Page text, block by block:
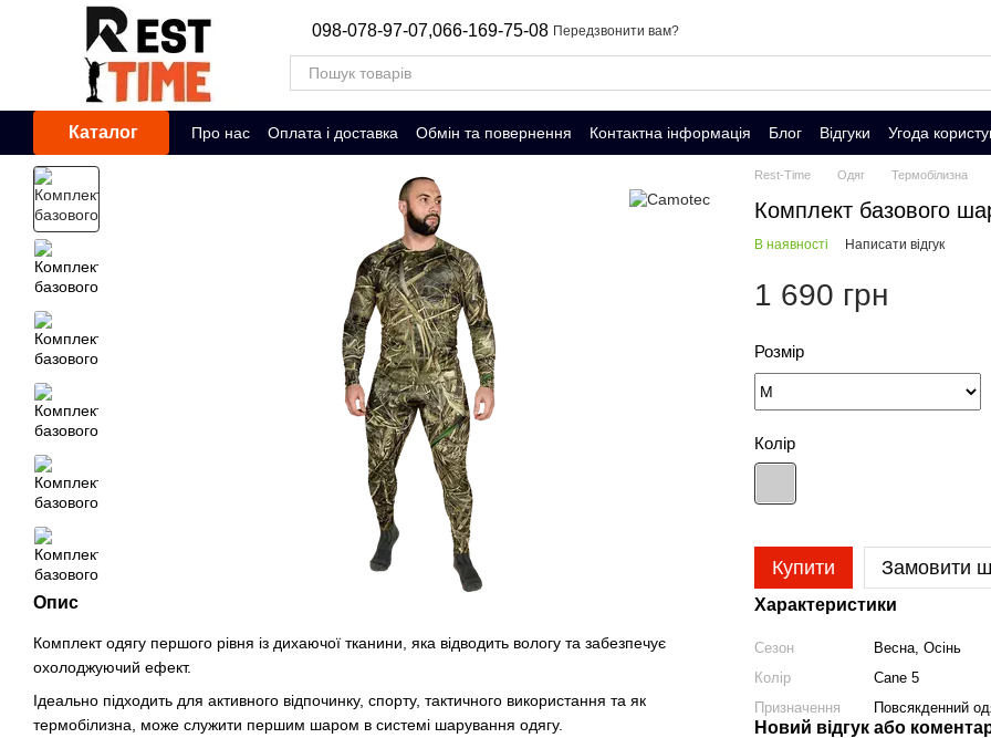
Перейти до основного контенту
098-078-97-07,066-169-75-08 Передзвонити вам?
Каталог Про нас Оплата і доставка Обмін та повернення Контактна інформація Блог Відгуки Угода
Опис
Комплект одягу першого рівня із дихаючої тканини, яка відводить вологу та забезпечує
охолоджуючий ефект.
Ідеально підходить для активного відпочинку, спорту, тактичного використання та як
термобілизна, може служити першим шаром в системі шарування одягу.
Rest-Time Одяг Термобілизна
Комплект базового
В наявності Написати відгук
1 690 грн
Розмір
Колір
Купити Замовити
Характеристики
Сезон
Весна, Осінь
Колір
Cane 5
Призначення
Повсякденний
Новий відгук або